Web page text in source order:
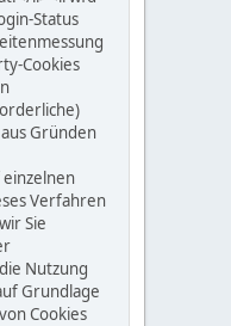
Status
Cookies
Gründen
Verfahren
Sie
Nutzung
Grundlage
Cookies